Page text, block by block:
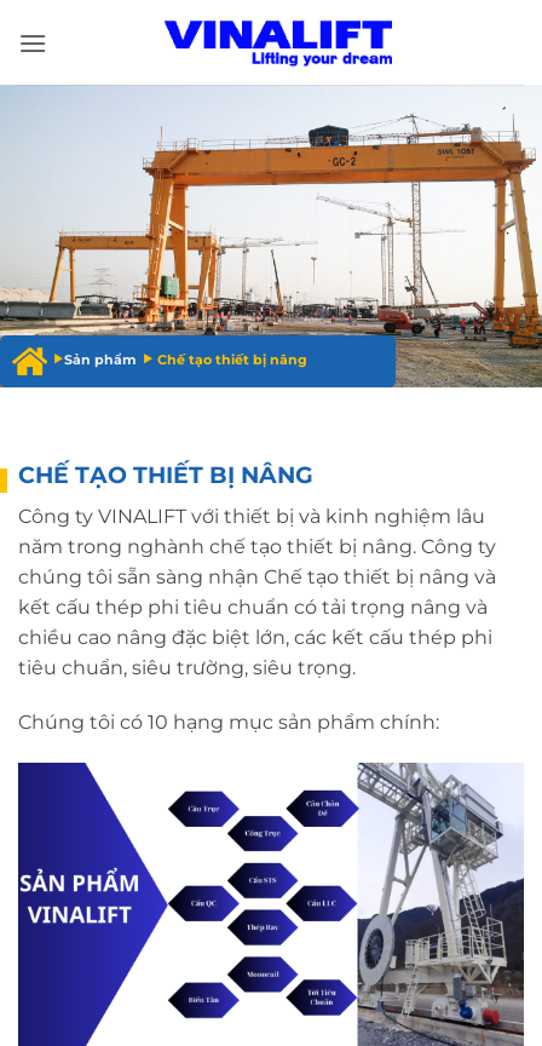
qua
Sản phẩm Chế tạo thiết bị nâng
CHẾ TẠO THIẾT BỊ NÂNG
Công ty VINALIFT với thiết bị và kinh nghiệm lâu
năm trong nghành chế tạo thiết bị nâng. Công ty
chúng tôi sẵn sàng nhận Chế tạo thiết bị nâng và
kết cấu thép phi tiêu chuẩn có tải trọng nâng và
chiều cao nâng đặc biệt lớn, các kết cấu thép phi
tiêu chuẩn, siêu trường, siêu trọng.
Chúng tôi có 10 hạng mục sản phẩm chính: